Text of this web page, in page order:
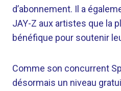
d’abonnement. Il a
JAY-Z aux artistes que la
bénéfique pour soutenir
Comme son concurrent
désormais un niveau